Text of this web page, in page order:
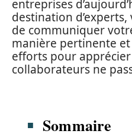
entreprises
destination
de communiquer
manière pertinente
efforts pour
collaborateurs ne
Sommaire